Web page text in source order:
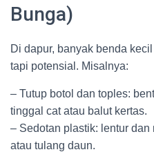
Bunga)
Di dapur, banyak benda
tapi potensial. Misalnya:
– Tutup botol dan toples:
tinggal cat atau balut kertas.
– Sedotan plastik: lentur
atau tulang daun.